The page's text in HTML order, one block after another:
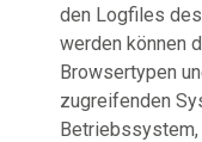
den Logfiles
werden können
Browsertypen
zugreifenden